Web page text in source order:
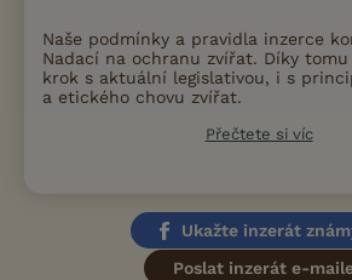
Naše podmínky a pravidla inzerce
Nadací na ochranu zvířat. Díky
krok s aktuální legislativou, i s
a etického chovu zvířat.
Přečtete si víc
Ukažte inzerát
Poslat inzerát e-